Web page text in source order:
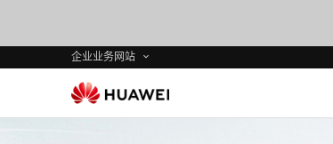
企业业务网站